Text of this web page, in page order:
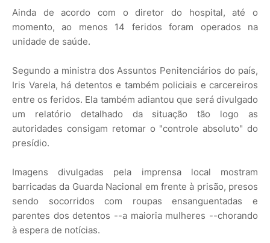
Ainda de acordo com o diretor do hospital, até o
momento, ao menos 14 feridos foram operados na
unidade de saúde.
Segundo a ministra dos Assuntos Penitenciários do país,
Iris Varela, há detentos e também policiais e carcereiros
entre os feridos. Ela também adiantou que será divulgado
um relatório detalhado da situação tão logo as
autoridades consigam retomar o "controle absoluto" do
presídio.
Imagens divulgadas pela imprensa local mostram
barricadas da Guarda Nacional em frente à prisão, presos
sendo socorridos com roupas ensanguentadas e
parentes dos detentos --a maioria mulheres --chorando
à espera de notícias.